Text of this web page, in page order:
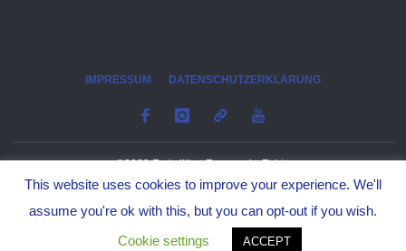
IMPRESSUM DATENSCHUTZERKLÄRUNG
©2023 Freiwillige Feuerwehr Echte
This website uses cookies to improve your experience. We'll
assume you're ok with this, but you can opt-out if you wish.
Cookie settings
ACCEPT